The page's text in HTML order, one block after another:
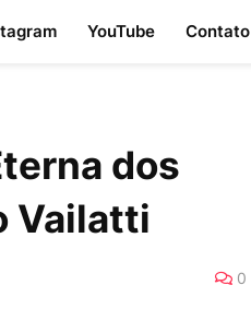
YouTube Contato
dos
Vailatti
0